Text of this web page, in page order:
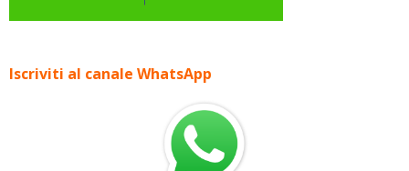
Iscriviti al canale WhatsApp